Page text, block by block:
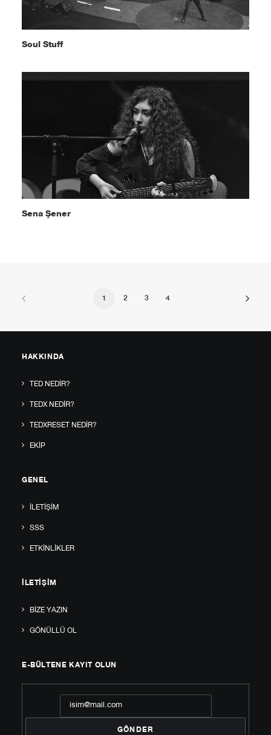
Soul Stuff
Sena Şener
1 2 3 4
HAKKINDA
TED NEDIR?
TEDX NEDIR?
TEDXRESET NEDIR?
EKIP
GENEL
İLETIŞIM
SSS
ETKINLIKLER
İLETIŞIM
BIZE YAZIN
GÖNÜLLÜ OL
E-BÜLTENE KAYIT OLUN